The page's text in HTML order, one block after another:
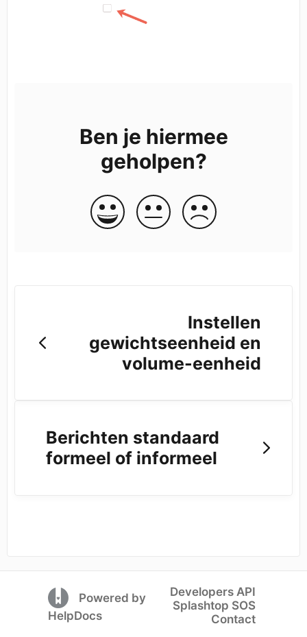
Ben je hiermee
geholpen?
Instellen
gewichtseenheid en
volume-eenheid
Berichten standaard
formeel of informeel
(opens in a new tab)
Powered by
HelpDocs (opens in a new tab)
Developers API
Splashtop SOS
Contact